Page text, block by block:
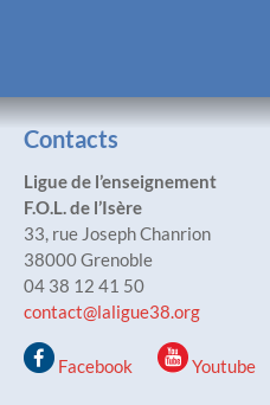
Contacts
Ligue de l’enseignement
F.O.L. de l’Isère
33, rue Joseph Chanrion
38000 Grenoble
04 38 12 41 50
contact@laligue38.org
Facebook Youtube